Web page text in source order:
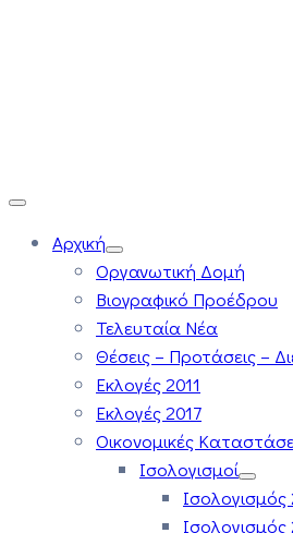
Αρχική
Οργανωτική Δομή
Βιογραφικό Προέδρου
Τελευταία Νέα
Θέσεις – Προτάσεις –
Εκλογές 2011
Εκλογές 2017
Οικονομικές
Ισολογισμοί
Ισολογισμός